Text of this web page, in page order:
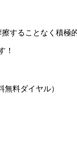
することなく積極
！
無料ダイヤル）